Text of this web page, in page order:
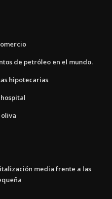
de petróleo en el mundo.
hipotecarias
media frente a las